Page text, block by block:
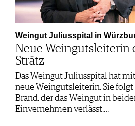
Weingut Juliusspital in
Neue Weingutsleiterin
Strätz
Das Weingut Juliusspital hat
neue Weingutsleiterin. Sie
Brand, der das Weingut in
Einvernehmen verlässt.…